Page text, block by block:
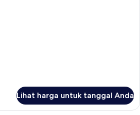
Lihat harga untuk tanggal Anda